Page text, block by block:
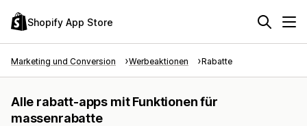
Shopify App Store
Marketing und Conversion Werbeaktionen Rabatte
Alle rabatt-apps mit Funktionen für
massenrabatte